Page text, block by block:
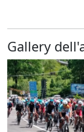
Gallery